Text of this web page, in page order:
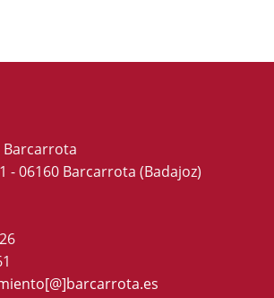
- 06160 Barcarrota (Badajoz)